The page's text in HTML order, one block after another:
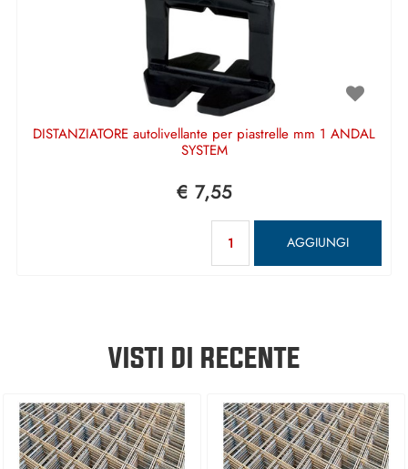
DISTANZIATORE autolivellante per piastrelle mm 1 ANDAL
SYSTEM
€ 7,55
AGGIUNGI
VISTI DI RECENTE